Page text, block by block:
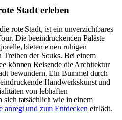
Stadt erleben
rote Stadt, ist ein unverzichtbares
Die beeindruckenden Paläste
bieten einen ruhigen
Treiben der Souks. Bei einem
können Reisende die Architektur
bewundern. Ein Bummel durch
Handwerkskunst und
von lebhaften
sich tatsächlich wie in einem
anregt und zum Entdecken einlädt.